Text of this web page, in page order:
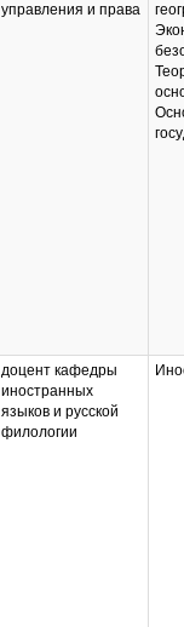
управления и права
доцент кафедры
иностранных
языков и русской
филологии